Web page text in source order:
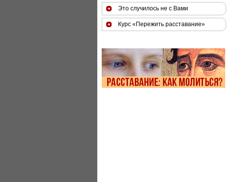
Это случилось не с Вами
Курс «Пережить расставание»